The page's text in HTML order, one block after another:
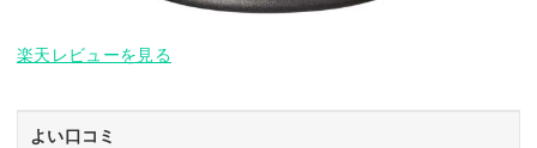
楽天レビューを見る
よい口コミ